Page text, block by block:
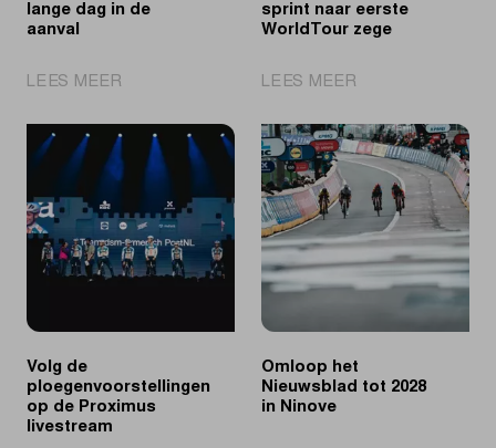
lange dag in de
aanval
LEES MEER
Claes
wint
na
dag
in
de
sprint naar eerste
WorldTour zege
LEES MEER
Wærenskjold
sprint
naar
eerste
WorldTour
zege
Volg de
ploegenvoorstellingen
op de Proximus
livestream
Omloop het
Nieuwsblad tot 2028
in Ninove